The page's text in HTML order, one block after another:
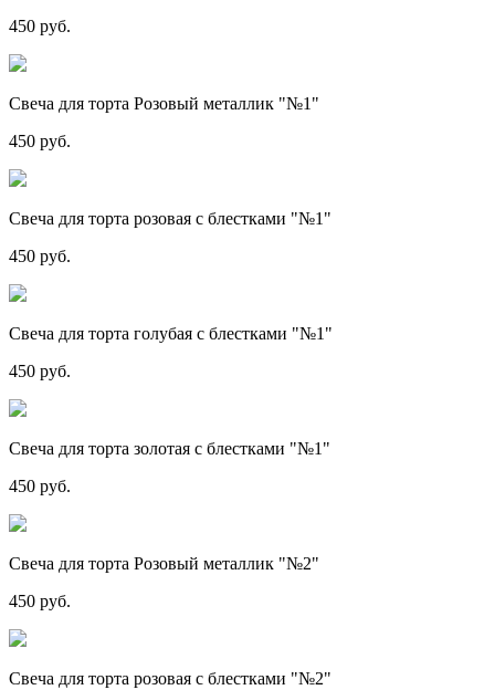
450 руб.
Свеча для торта Розовый металлик "№1"
450 руб.
Свеча для торта розовая с блестками "№1"
450 руб.
Свеча для торта голубая с блестками "№1"
450 руб.
Свеча для торта золотая с блестками "№1"
450 руб.
Свеча для торта Розовый металлик "№2"
450 руб.
Свеча для торта розовая с блестками "№2"